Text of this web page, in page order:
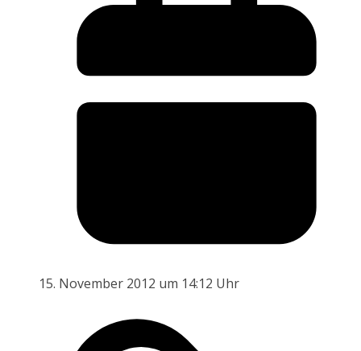
15. November 2012 um 14:12 Uhr